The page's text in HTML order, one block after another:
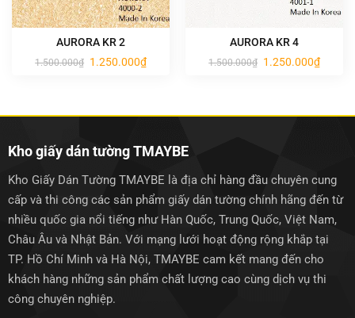
AURORA KR 2
1.500.000₫ Giá
1.250.000₫Giá
hiện
AURORA KR 4
1.500.000₫ Giá
1.250.000₫Giá
hiện
Kho giấy dán tường TMAYBE
Kho Giấy Dán Tường TMAYBE là địa chỉ hàng đầu chuyên cung
cấp và thi công các sản phẩm giấy dán tường chính hãng đến từ
nhiều quốc gia nổi tiếng như Hàn Quốc, Trung Quốc, Việt Nam,
Châu Âu và Nhật Bản. Với mạng lưới hoạt động rộng khắp tại
TP. Hồ Chí Minh và Hà Nội, TMAYBE cam kết mang đến cho
khách hàng những sản phẩm chất lượng cao cùng dịch vụ thi
công chuyên nghiệp.